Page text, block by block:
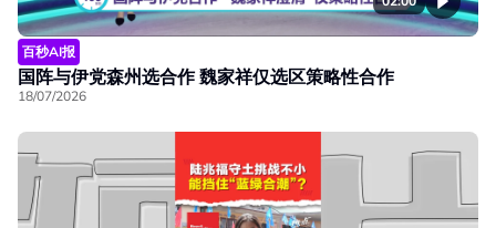
百秒AI报
国阵与伊党森州选合作 魏家祥仅选区策略性合作
18/07/2026